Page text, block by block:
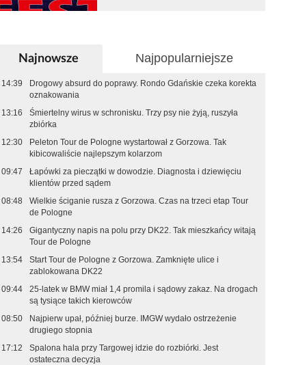
Najnowsze Najpopularniejsze
14:39
Drogowy absurd do poprawy. Rondo Gdańskie czeka korekta
oznakowania
13:16
Śmiertelny wirus w schronisku. Trzy psy nie żyją, ruszyła
zbiórka
12:30
Peleton Tour de Pologne wystartował z Gorzowa. Tak
kibicowaliście najlepszym kolarzom
09:47
Łapówki za pieczątki w dowodzie. Diagnosta i dziewięciu
klientów przed sądem
08:48
Wielkie ściganie rusza z Gorzowa. Czas na trzeci etap Tour
de Pologne
14:26
Gigantyczny napis na polu przy DK22. Tak mieszkańcy witają
Tour de Pologne
13:54
Start Tour de Pologne z Gorzowa. Zamknięte ulice i
zablokowana DK22
09:44
25-latek w BMW miał 1,4 promila i sądowy zakaz. Na drogach
są tysiące takich kierowców
08:50
Najpierw upał, później burze. IMGW wydało ostrzeżenie
drugiego stopnia
17:12
Spalona hala przy Targowej idzie do rozbiórki. Jest
ostateczna decyzja